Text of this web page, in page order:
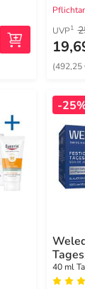
UVP1
(492,25
-
40 ml